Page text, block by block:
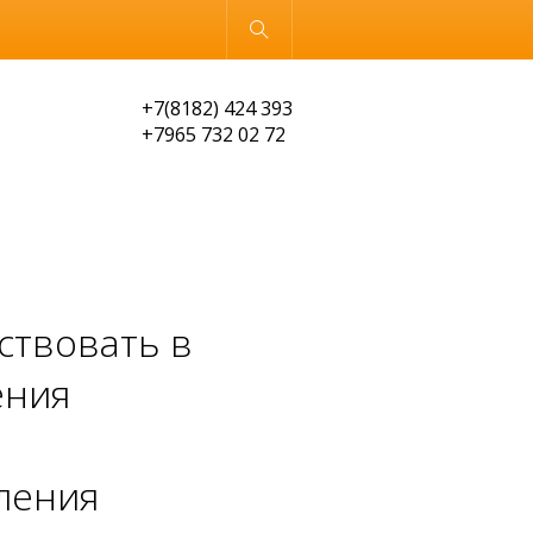
Обычная версия
+7(8182) 424 393
+7965 732 02 72
в